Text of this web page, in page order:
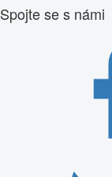
Spojte se s námi